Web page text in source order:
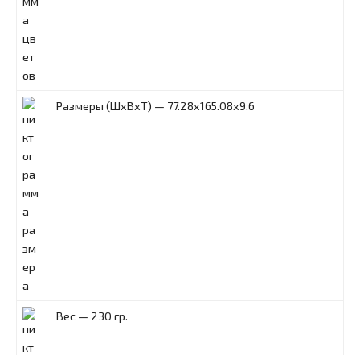
Размеры (ШxВxТ) — 77.28x165.08x9.6
Вес — 230 гр.